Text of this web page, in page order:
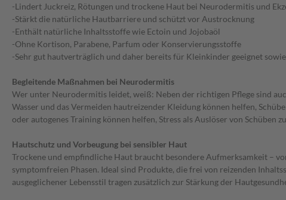
-Lindert Juckreiz, Rötungen und trockene Haut bei Neurodermitis und
-Stärkt die natürliche Hautbarriere und schützt vor Austrocknung
-Enthält natürliche Inhaltsstoffe wie Ectoin und Jojobaöl
-Ohne Kortison, Parabene, Parfum oder Konservierungsstoffe
-Sehr gut hautverträglich und daher bereits für Kleinkinder geeignet
Begleitende Maßnahmen bei Neurodermitis
Wer unter Neurodermitis leidet, weiß: Neben der richtigen Pflege sind
Wasser und das Vermeiden hautreizender Kleidung können helfen,
oder autogenes Training können helfen, Stress als Auslöser von
Hautschutz und Vorbeugung bei sensibler Haut
Trockene und empfindliche Haut braucht besondere Aufmerksamkeit –
symptomfreien Phasen. Ideal sind Produkte, die frei von reizenden
ausgeglichener Lebensstil tragen zusätzlich zur Stärkung der